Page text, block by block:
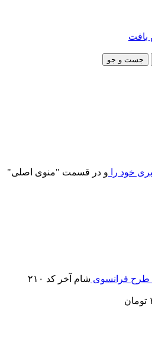
جست و جو
خود را و در قسمت "منوی اصلی"
طرح فرانسوی شام آخر کد ۲۱۰
تومان